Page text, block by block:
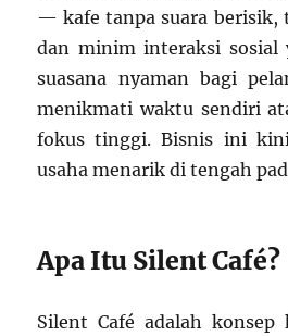
— kafe tanpa suara berisik,
dan minim interaksi sosial
suasana nyaman bagi
menikmati waktu sendiri
fokus tinggi. Bisnis ini
usaha menarik di tengah
Apa Itu Silent Café?
Silent Café adalah konsep